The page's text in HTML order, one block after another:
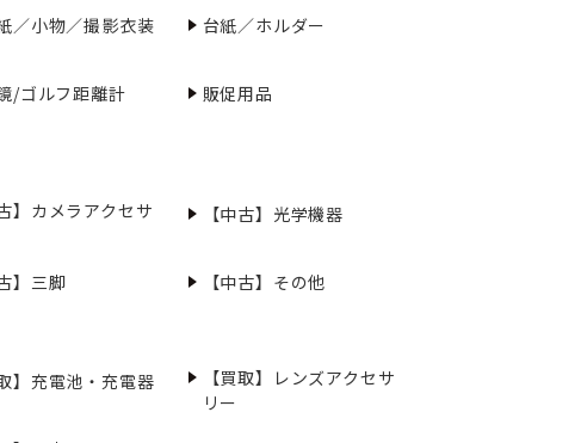
／小物／撮影衣装 台紙／ホルダー
/ゴルフ距離計 販促用品
】カメラアクセサ
【中古】光学機器
】三脚 【中古】その他
取】充電池・充電器
【買取】レンズアクセサ
リー